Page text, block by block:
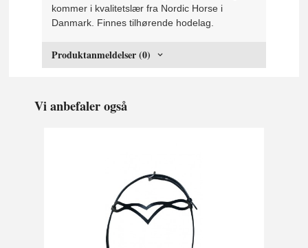
kommer i kvalitetslær fra Nordic Horse i
Danmark. Finnes tilhørende hodelag.
Produktanmeldelser (0)
Vi anbefaler også